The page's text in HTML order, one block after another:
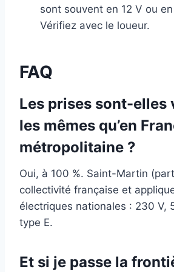
sont souvent en 12 V ou
Vérifiez avec le loueur.
FAQ
Les prises sont-elles
les mêmes qu’en
métropolitaine ?
Oui, à 100 %. Saint-Martin
collectivité française et
électriques nationales : 230 V,
type E.
Et si je passe la